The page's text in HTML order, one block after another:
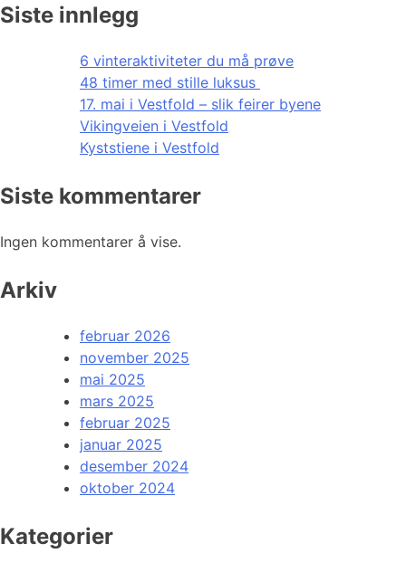
Siste innlegg
6 vinteraktiviteter du må prøve
48 timer med stille luksus
17. mai i Vestfold – slik feirer byene
Vikingveien i Vestfold
Kyststiene i Vestfold
Siste kommentarer
Ingen kommentarer å vise.
Arkiv
februar 2026
november 2025
mai 2025
mars 2025
februar 2025
januar 2025
desember 2024
oktober 2024
Kategorier